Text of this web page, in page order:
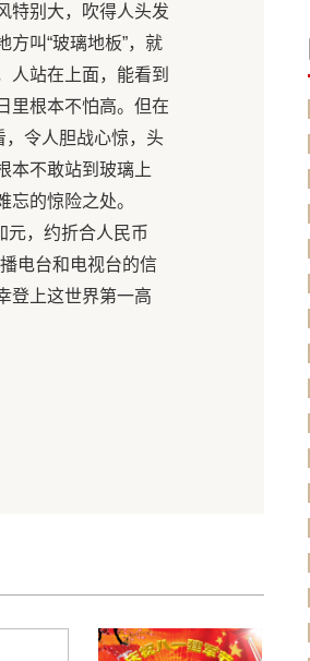
别大，吹得人头发
叫“玻璃地板”，就
人站在上面，能看到
里根本不怕高。但在
令人胆战心惊，头
本不敢站到玻璃上
的惊险之处。
，约折合人民币
电台和电视台的信
登上这世界第一高